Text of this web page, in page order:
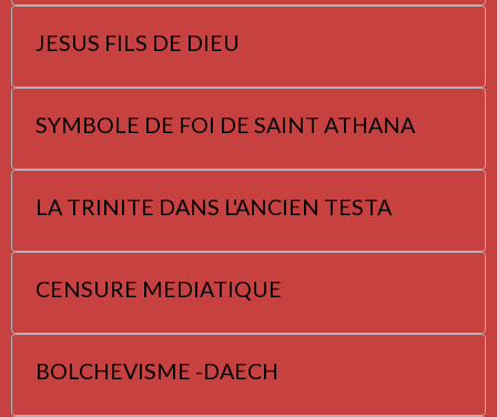
JESUS FILS DE DIEU
SYMBOLE DE FOI DE SAINT ATHANA
LA TRINITE DANS L'ANCIEN TESTA
CENSURE MEDIATIQUE
BOLCHEVISME -DAECH